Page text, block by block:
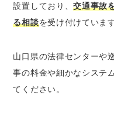
設置しており、交通事故
る相談を受け付けています
山口県の法律センターや
事の料金や細かなシステ
てください。